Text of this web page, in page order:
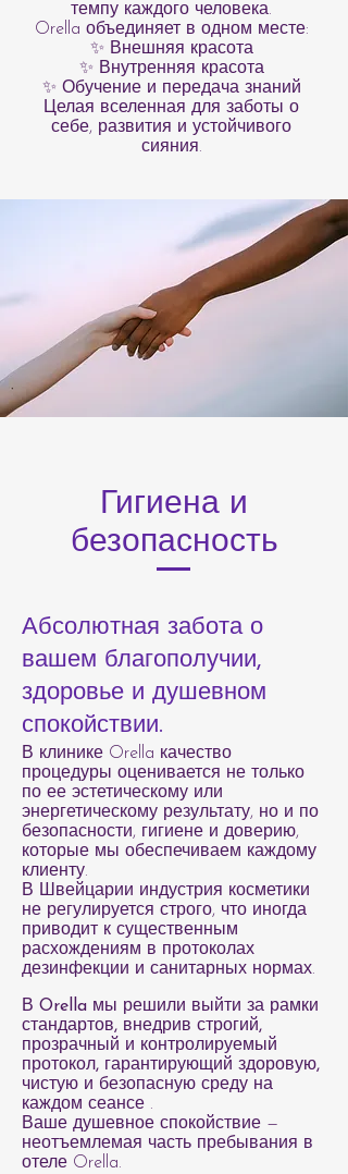
темпу каждого человека.
Orella объединяет в одном месте:
✨ Внешняя красота
✨ Внутренняя красота
✨ Обучение и передача знаний
Целая вселенная для заботы о
себе, развития и устойчивого
сияния.
Гигиена и
безопасность
Абсолютная забота о
вашем благополучии,
здоровье и душевном
спокойствии.
В клинике Orella качество
процедуры оценивается не только
по ее эстетическому или
энергетическому результату, но и по
безопасности, гигиене и доверию,
которые мы обеспечиваем каждому
клиенту.
В Швейцарии индустрия косметики
не регулируется строго, что иногда
приводит к существенным
расхождениям в протоколах
дезинфекции и санитарных нормах.
В Orella мы решили выйти за рамки
стандартов, внедрив строгий,
прозрачный и контролируемый
протокол, гарантирующий здоровую,
чистую и безопасную среду на
каждом сеансе .
Ваше душевное спокойствие —
неотъемлемая часть пребывания в
отеле Orella.